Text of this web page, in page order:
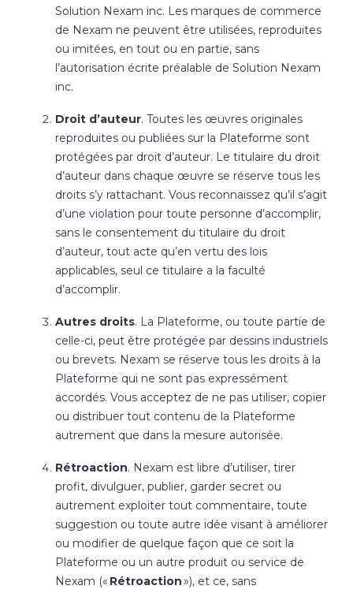
Solution Nexam inc. Les marques de commerce
de Nexam ne peuvent être utilisées, reproduites
ou imitées, en tout ou en partie, sans
l’autorisation écrite préalable de Solution Nexam
inc.
Droit d’auteur. Toutes les œuvres originales
reproduites ou publiées sur la Plateforme sont
protégées par droit d’auteur. Le titulaire du droit
d’auteur dans chaque œuvre se réserve tous les
droits s’y rattachant. Vous reconnaissez qu’il s’agit
d’une violation pour toute personne d’accomplir,
sans le consentement du titulaire du droit
d’auteur, tout acte qu’en vertu des lois
applicables, seul ce titulaire a la faculté
d’accomplir.
Autres droits. La Plateforme, ou toute partie de
celle-ci, peut être protégée par dessins industriels
ou brevets. Nexam se réserve tous les droits à la
Plateforme qui ne sont pas expressément
accordés. Vous acceptez de ne pas utiliser, copier
ou distribuer tout contenu de la Plateforme
autrement que dans la mesure autorisée.
Rétroaction. Nexam est libre d’utiliser, tirer
profit, divulguer, publier, garder secret ou
autrement exploiter tout commentaire, toute
suggestion ou toute autre idée visant à améliorer
ou modifier de quelque façon que ce soit la
Plateforme ou un autre produit ou service de
Nexam (« Rétroaction»), et ce, sans